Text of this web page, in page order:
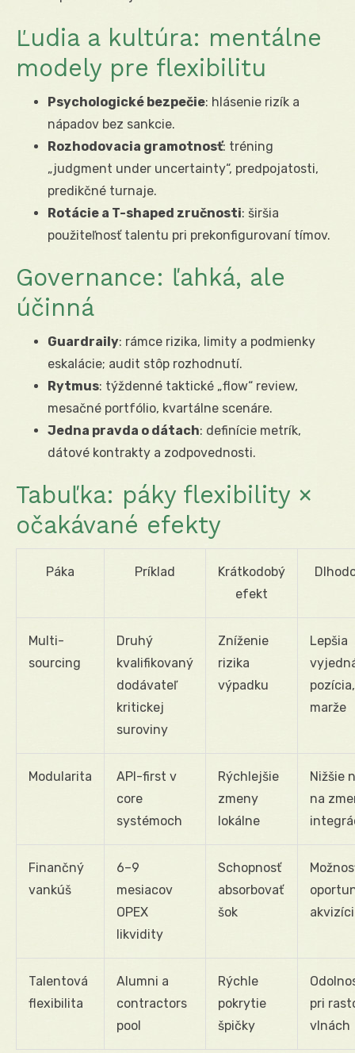
Ľudia a kultúra: mentálne
modely pre flexibilitu
Psychologické bezpečie: hlásenie rizík a
nápadov bez sankcie.
Rozhodovacia gramotnosť: tréning
„judgment under uncertainty“, predpojatosti,
predikčné turnaje.
Rotácie a T-shaped zručnosti: širšia
použiteľnosť talentu pri prekonfigurovaní tímov.
Governance: ľahká, ale
účinná
Guardraily: rámce rizika, limity a podmienky
eskalácie; audit stôp rozhodnutí.
Rytmus: týždenné taktické „flow“ review,
mesačné portfólio, kvartálne scenáre.
Jedna pravda o dátach: definície metrík,
dátové kontrakty a zodpovednosti.
Tabuľka: páky flexibility ×
očakávané efekty
Páka Príklad
Krátkodobý
efekt
Multi-
sourcing
Druhý
kvalifikovaný
dodávateľ
kritickej
suroviny
Zníženie
rizika
výpadku
Lepšia
marže
Modularita
API-first v
core
systémoch
Rýchlejšie
zmeny
lokálne
Nižšie
na
Finančný
vankúš
6–9
mesiacov
OPEX
likvidity
Schopnosť
absorbovať
šok
Talentová
flexibilita
Alumni a
contractors
pool
Rýchle
pokrytie
špičky
pri
vlnách